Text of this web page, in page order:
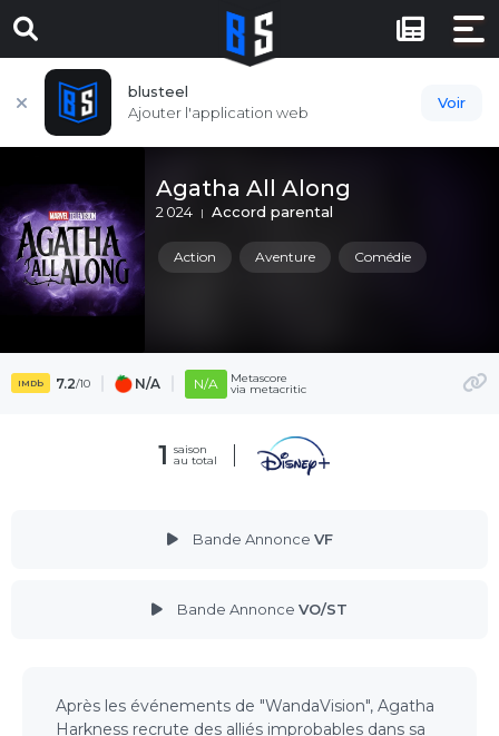
blusteel
Ajouter l'application web
Voir
Agatha All Along
2 024 Accord parental
Action Aventure Comédie
IMDb 7.2/10 N/A N/A Metascore
via metacritic
1 saison
au total
Bande Annonce VF
Bande Annonce VO/ST
Après les événements de "WandaVision", Agatha
Harkness recrute des alliés improbables dans sa